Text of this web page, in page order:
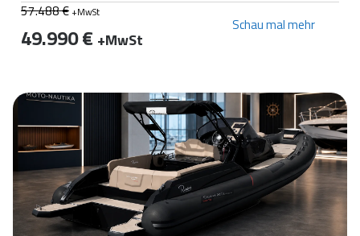
57.488 € +MwSt
49.990 € +MwSt
Schau mal mehr